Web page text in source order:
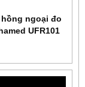
hồng ngoại đo
UFR101